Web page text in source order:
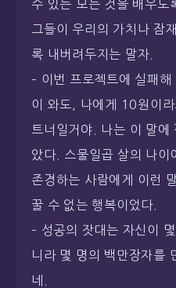
수 있는 모든 것을 배우도
그들이 우리의 가치나 잠
록 내버려두지는 말자.
– 이번 프로젝트에 실패
이 와도, 나에게 10원이
트너일거야. 나는 이 말에
았다. 스물일곱 살의 나이
존경하는 사람에게 이런
꿀 수 없는 행복이었다.
– 성공의 잣대는 자신이
니라 몇 명의 백만장자를
네.